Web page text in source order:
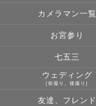
カメラマン一覧
お宮参り
七五三
ウェディング
(前撮り、後撮り)
友達、フレンド